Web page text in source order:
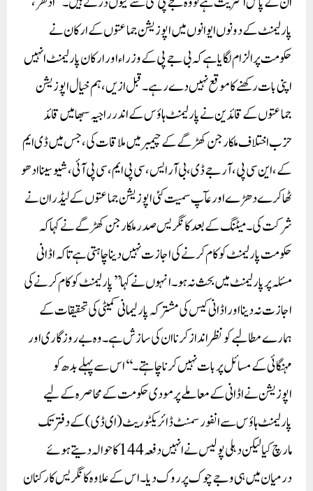
پارلیمنٹ کے دونوں ایوانوں میں اپوزیشن جماعتوں کے ارکان نے
حکومت پر الزام لگایا ہے کہ بی جے پی کے وزراء اور ارکان پارلیمنٹ انہیں
اپنی بات رکھنے کا موقع نہیں دے رہے۔ قبل ازیں، ہم خیال اپوزیشن
جماعتوں کے قائدین نے پارلیمنٹ ہاؤس کے اندر راجیہ سبھا میں قائد
حزب اختلاف ملکارجن کھڑگے کے چیمبر میں ملاقات کی، جس میں ڈی ایم
کے، این سی پی، آر جے ڈی، بی آر ایس، سی پی ایم، سی پی آئی، شیو سینا ادھو
ٹھاکرے دھڑے اور عآپ سمیت کئی اپوزیشن جماعتوں کے لیڈران نے
شرکت کی۔میٹنگ کے بعد کانگریس صدر ملکارجن کھڑگے نے کہا کہ
حکومت پارلیمنٹ کو کام کرنے کی اجازت نہیں دینا چاہتی ہے تاکہ اڈانی
مسئلہ پر پارلیمنٹ میں بحث نہ ہو۔ انہوں نے کہا ’’پارلیمنٹ کو کام کرنے کی
اجازت نہ دینا اور اڈانی کیس کی مشترکہ پارلیمانی کمیٹی کی تحقیقات کے
ہمارے مطالبے کو نظر انداز کرنا ان کی سازش ہے۔ وہ بے روزگاری اور
مہنگائی کے مسائل پر بات نہیں کرنا چاہتے۔‘‘اس سے پہلے بدھ کو
اپوزیشن نے اڈانی کے معاملے پر مودی حکومت کے محاصرہ کے لیے
پارلیمنٹ ہاؤس سے انفورسمنٹ ڈائریکٹوریٹ (ای ڈی) کے دفتر تک
مارچ کیا لیکن دہلی پولیس نے انہیں دفعہ 144 کا حوالہ دیتے ہوئے
درمیان میں ہی وجے چوک پر روک دیا۔ اس کے علاوہ کانگریس کارکنان